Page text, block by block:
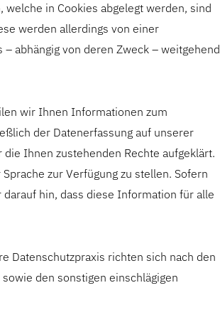
in Cookies abgelegt werden, sind
werden allerdings von einer
abhängig von deren Zweck – weitgehend
wir Ihnen Informationen zum
der Datenerfassung auf unserer
Ihnen zustehenden Rechte aufgeklärt.
zur Verfügung zu stellen. Sofern
hin, dass diese Information für alle
Datenschutzpraxis richten sich nach den
den sonstigen einschlägigen